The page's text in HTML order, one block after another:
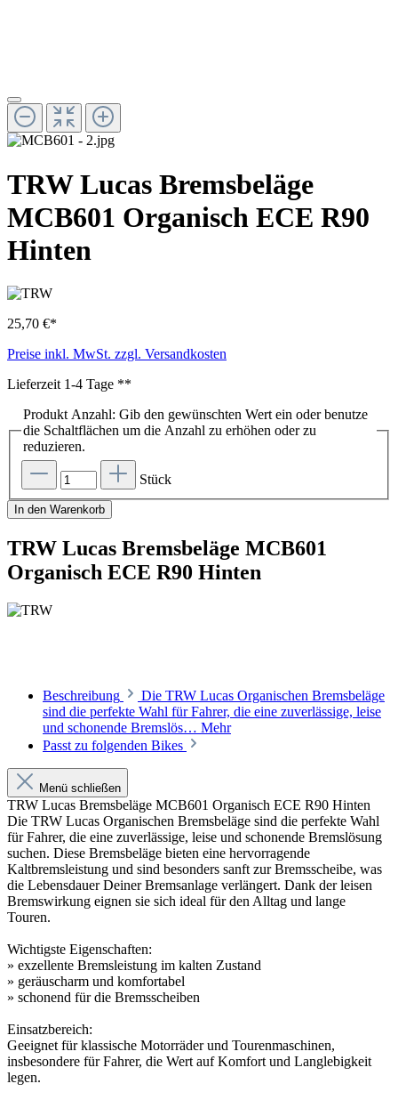
TRW Lucas Bremsbeläge
MCB601 Organisch ECE R90
Hinten
25,70 €*
Preise inkl. MwSt. zzgl. Versandkosten
Lieferzeit 1-4 Tage **
Produkt Anzahl: Gib den gewünschten Wert ein oder benutze
die Schaltflächen um die Anzahl zu erhöhen oder zu
reduzieren.
Stück
In den Warenkorb
TRW Lucas Bremsbeläge MCB601
Organisch ECE R90 Hinten
Beschreibung
Die TRW Lucas Organischen Bremsbeläge
sind die perfekte Wahl für Fahrer, die eine zuverlässige, leise
und schonende Bremslös… Mehr
Passt zu folgenden Bikes
Menü schließen
TRW Lucas Bremsbeläge MCB601 Organisch ECE R90 Hinten
Die TRW Lucas Organischen Bremsbeläge sind die perfekte Wahl
für Fahrer, die eine zuverlässige, leise und schonende Bremslösung
suchen. Diese Bremsbeläge bieten eine hervorragende
Kaltbremsleistung und sind besonders sanft zur Bremsscheibe, was
die Lebensdauer Deiner Bremsanlage verlängert. Dank der leisen
Bremswirkung eignen sie sich ideal für den Alltag und lange
Touren.
Wichtigste Eigenschaften:
» exzellente Bremsleistung im kalten Zustand
» geräuscharm und komfortabel
» schonend für die Bremsscheiben
Einsatzbereich:
Geeignet für klassische Motorräder und Tourenmaschinen,
insbesondere für Fahrer, die Wert auf Komfort und Langlebigkeit
legen.